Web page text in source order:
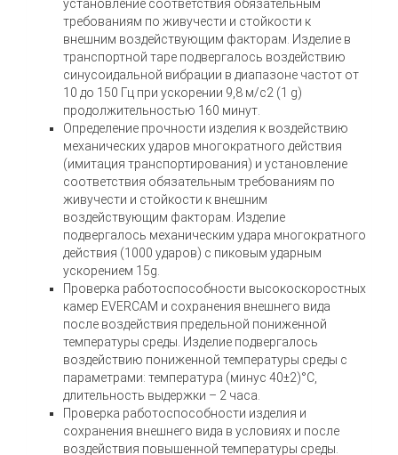
установление соответствия обязательным
требованиям по живучести и стойкости к
внешним воздействующим факторам. Изделие в
транспортной таре подвергалось воздействию
синусоидальной вибрации в диапазоне частот от
10 до 150 Гц при ускорении 9,8 м/с2 (1 g)
продолжительностью 160 минут.
Определение прочности изделия к воздействию
механических ударов многократного действия
(имитация транспортирования) и установление
соответствия обязательным требованиям по
живучести и стойкости к внешним
воздействующим факторам. Изделие
подвергалось механическим удара многократного
действия (1000 ударов) с пиковым ударным
ускорением 15g.
Проверка работоспособности высокоскоростных
камер EVERCAM и сохранения внешнего вида
после воздействия предельной пониженной
температуры среды. Изделие подвергалось
воздействию пониженной температуры среды с
параметрами: температура (минус 40±2)°С,
длительность выдержки – 2 часа.
Проверка работоспособности изделия и
сохранения внешнего вида в условиях и после
воздействия повышенной температуры среды.